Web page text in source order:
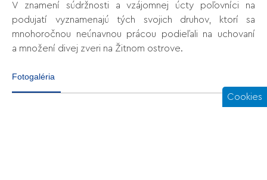
V znamení súdržnosti a vzájomnej úcty poľovníci na
podujatí vyznamenajú tých svojich druhov, ktorí sa
mnohoročnou neúnavnou prácou podieľali na uchovaní
a množení divej zveri na Žitnom ostrove.
Fotogaléria
Cookies